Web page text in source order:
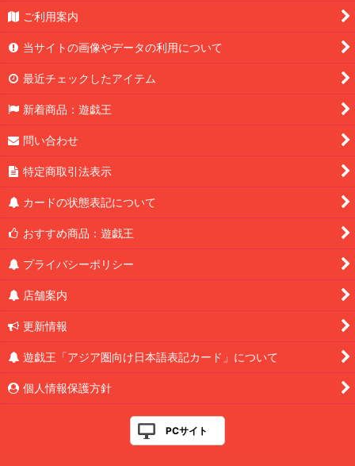
ご利用案内
当サイトの画像やデータの利用について
最近チェックしたアイテム
新着商品：遊戯王
問い合わせ
特定商取引法表示
カードの状態表記について
おすすめ商品：遊戯王
プライバシーポリシー
店舗案内
更新情報
遊戯王「アジア圏向け日本語表記カード」について
個人情報保護方針
PCサイト